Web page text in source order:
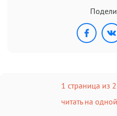
1 страница из 2
читать на